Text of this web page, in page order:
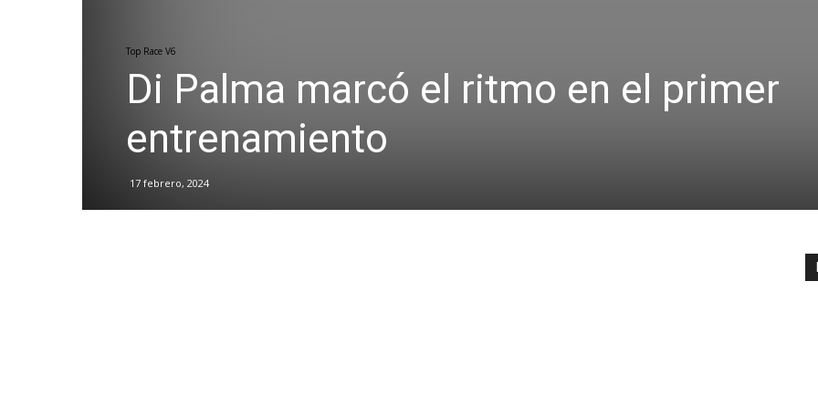
Top Race V6
Di Palma marcó el ritmo en el primer
entrenamiento
17 febrero, 2024